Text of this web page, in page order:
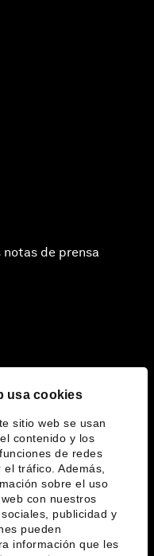
usa cookies
sitio web se usan
contenido y los
de redes
tráfico. Además,
sobre el uso
con nuestros
publicidad y
pueden
información que les
de prensa